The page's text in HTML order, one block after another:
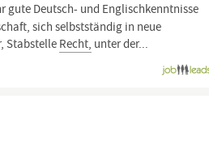
Deutsch- und Englischkenntnisse
sich selbstständig in neue
Stabstelle Recht, unter der...